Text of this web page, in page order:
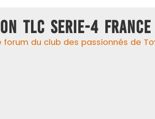
TLC SERIE-4 FRANCE
forum du club des passionnés de